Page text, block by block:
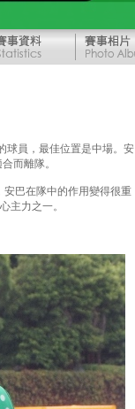
球員，最佳位置是中場。安
而離隊。
巴在隊中的作用變得很重
主力之一。